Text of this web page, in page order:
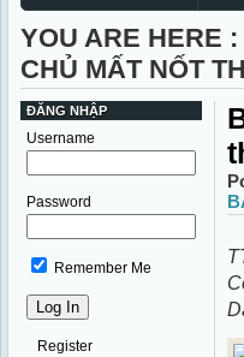
YOU ARE HERE :
CHỦ MẤT NỐT
ĐĂNG NHẬP
Username
Password
Remember Me
Register